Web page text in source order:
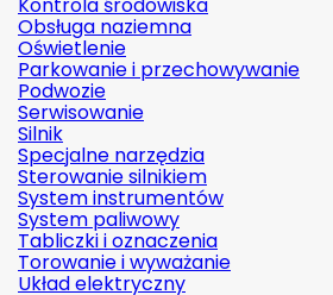
Obsługa naziemna
Oświetlenie
Parkowanie i przechowywanie
Podwozie
Serwisowanie
Silnik
Specjalne narzędzia
Sterowanie silnikiem
System instrumentów
System paliwowy
Tabliczki i oznaczenia
Torowanie i wyważanie
Układ elektryczny